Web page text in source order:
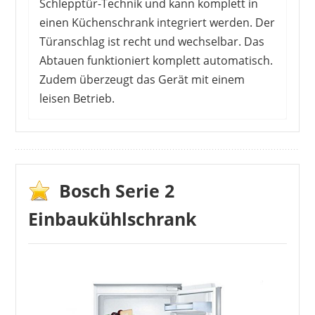
Schlepptür-Technik und kann komplett in
einen Küchenschrank integriert werden. Der
Türanschlag ist recht und wechselbar. Das
Abtauen funktioniert komplett automatisch.
Zudem überzeugt das Gerät mit einem
leisen Betrieb.
Die Kunden sind rundum zufrieden mit dem
Kühlschrank und sprechen von einer guten
Verarbeitung. Abzüge gibt es bei der
Kühlleistung, da diese auf eine recht hohe Stufe
gestellt werden muss. Manche Kunden
schreiben wiederum von einer sehr guten
Kühlleistung. Außerdem sprechen die
besonders fest über die Schlepptechnik
montiert zu sein. Dennoch gibt es in den
Bosch Serie 2
Einbaukühlschrank